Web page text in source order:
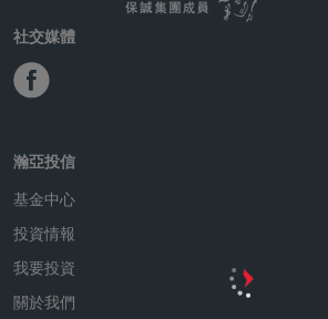
股票
印度新年度三大轉機 外資回流可期
2026/03